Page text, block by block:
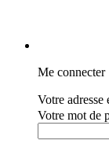
Me connecter
Votre adresse
Votre mot de